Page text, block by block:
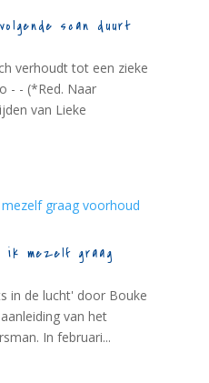
scan duurt
verhoudt tot een zieke
- - (*Red. Naar
van Lieke
ik mezelf graag
in de lucht' door Bouke
van het
In februari...